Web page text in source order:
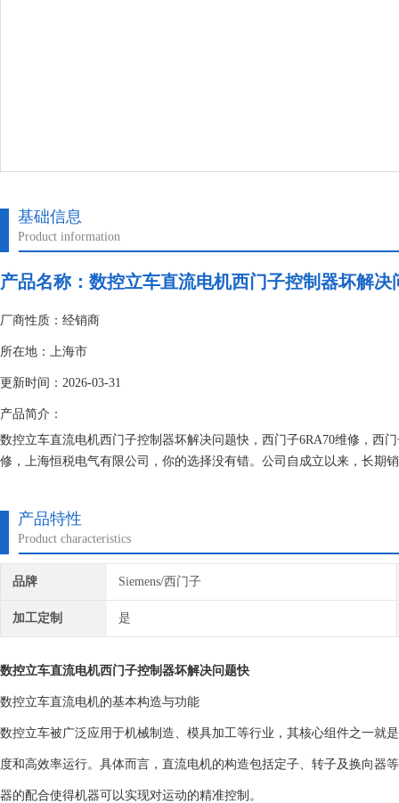
基础信息
Product information
产品名称： 数控立车直流电机西门子控制器坏解决
厂商性质：经销商
所在地：上海市
更新时间：2026-03-31
产品简介：
数控立车直流电机西门子控制器坏解决问题快，西门子6RA70维修，西
修，上海恒税电气有限公司，你的选择没有错。公司自成立以来，长期
产品特性
Product characteristics
品牌 Siemens/西门子
加工定制 是
数控立车直流电机西门子控制器坏解决问题快
数控立车直流电机的基本构造与功能
数控立车被广泛应用于机械制造、模具加工等行业，其核心组件之一就
度和高效率运行。具体而言，直流电机的构造包括定子、转子及换向器
器的配合使得机器可以实现对运动的精准控制。